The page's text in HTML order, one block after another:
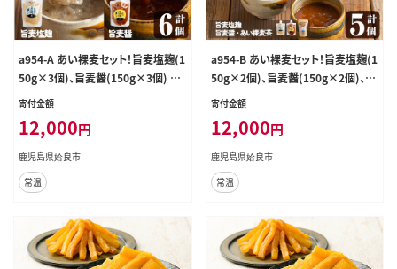
a954-A あい裸麦セット！旨麦塩麹(1
50g×3個)、旨麦醤(150g×3個) 計
6個【あいらぼ】姶良市 麦塩麹 塩麹
食 発酵食品 調味料 セット 詰め合わ
せ 小分け
寄付金額
12,000円
鹿児島県姶良市
常温
a954-B あい裸麦セット！旨麦塩麹(1
50g×2個)、旨麦醤(150g×2個)、あ
い裸(ら)麦茶(200g×1個) 計5個
じ タレ たれ 万能調味料 料理 和食
発酵食品 調味料 麦茶 お茶 セット
詰め合わせ 小分け
寄付金額
12,000円
鹿児島県姶良市
常温